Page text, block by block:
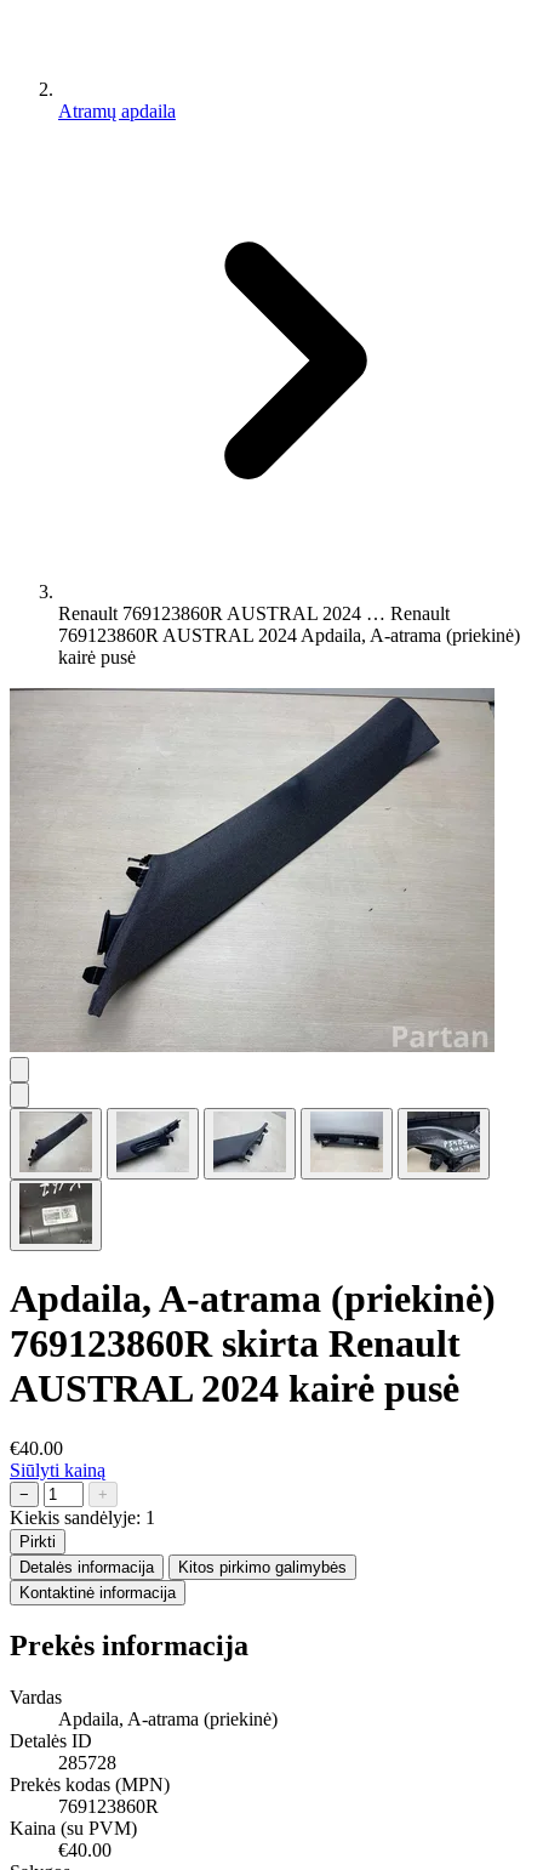
Atramų apdaila
Renault 769123860R AUSTRAL 2024 … Renault
769123860R AUSTRAL 2024 Apdaila, A-atrama (priekinė)
kairė pusė
Apdaila, A-atrama (priekinė)
769123860R skirta Renault
AUSTRAL 2024 kairė pusė
€40.00
Siūlyti kainą
− +
Kiekis sandėlyje: 1
Pirkti
Detalės informacija
Kitos pirkimo galimybės
Kontaktinė informacija
Prekės informacija
Vardas
Apdaila, A-atrama (priekinė)
Detalės ID
285728
Prekės kodas (MPN)
769123860R
Kaina (su PVM)
€40.00